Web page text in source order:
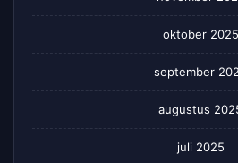
oktober 2025
september
augustus
juli 2025